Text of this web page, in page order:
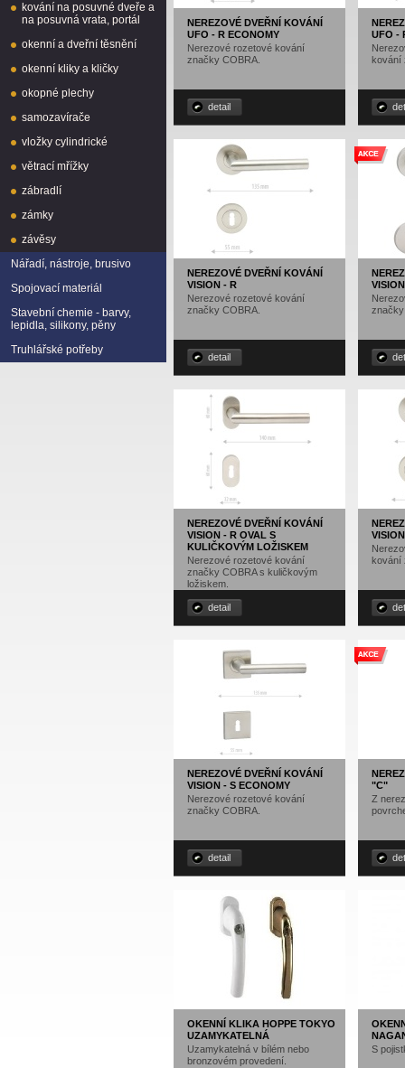
kování na posuvné dveře a
na posuvná vrata, portál
okenní a dveřní těsnění
okenní kliky a kličky
okopné plechy
samozavírače
vložky cylindrické
větrací mřížky
zábradlí
zámky
závěsy
Nářadí, nástroje, brusivo
Spojovací materiál
Stavební chemie - barvy,
lepidla, silikony, pěny
Truhlářské potřeby
NEREZOVÉ DVEŘNÍ KOVÁNÍ
UFO - R ECONOMY
Nerezové rozetové kování
značky COBRA.
detail
UFO -
kování
NEREZOVÉ DVEŘNÍ KOVÁNÍ
VISION - R
Nerezové rozetové kování
značky COBRA.
detail
NEREZOVÉ DVEŘNÍ KOVÁNÍ
VISION - R OVAL S
KULIČKOVÝM LOŽISKEM
Nerezové rozetové kování
značky COBRA s kuličkovým
ložiskem.
detail
kování
NEREZOVÉ DVEŘNÍ KOVÁNÍ
VISION - S ECONOMY
Nerezové rozetové kování
značky COBRA.
detail
"C"
Z
OKENNÍ KLIKA HOPPE TOKYO
UZAMYKATELNÁ
Uzamykatelná v bílém nebo
bronzovém provedení.
S